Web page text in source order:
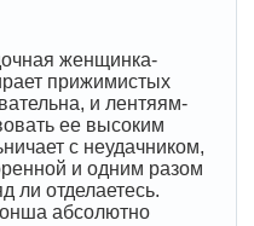
женщинка-
прижимистых
и лентяям-
ее высоким
с неудачником,
и одним разом
ли отделаетесь.
абсолютно